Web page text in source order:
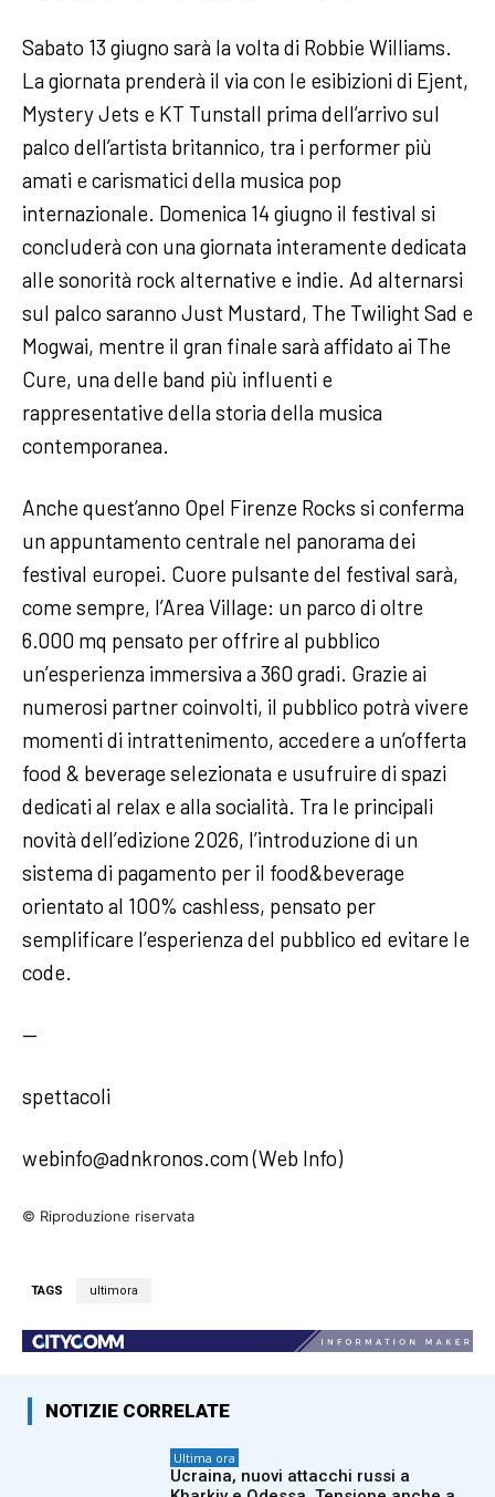
Sabato 13 giugno sarà la volta di Robbie Williams.
La giornata prenderà il via con le esibizioni di Ejent,
Mystery Jets e KT Tunstall prima dell’arrivo sul
palco dell’artista britannico, tra i performer più
amati e carismatici della musica pop
internazionale. Domenica 14 giugno il festival si
concluderà con una giornata interamente dedicata
alle sonorità rock alternative e indie. Ad alternarsi
sul palco saranno Just Mustard, The Twilight Sad e
Mogwai, mentre il gran finale sarà affidato ai The
Cure, una delle band più influenti e
rappresentative della storia della musica
contemporanea.
Anche quest’anno Opel Firenze Rocks si conferma
un appuntamento centrale nel panorama dei
festival europei. Cuore pulsante del festival sarà,
come sempre, l’Area Village: un parco di oltre
6.000 mq pensato per offrire al pubblico
un’esperienza immersiva a 360 gradi. Grazie ai
numerosi partner coinvolti, il pubblico potrà vivere
momenti di intrattenimento, accedere a un’offerta
food & beverage selezionata e usufruire di spazi
dedicati al relax e alla socialità. Tra le principali
novità dell’edizione 2026, l’introduzione di un
sistema di pagamento per il food&beverage
orientato al 100% cashless, pensato per
semplificare l’esperienza del pubblico ed evitare le
code.
—
spettacoli
webinfo@adnkronos.com (Web Info)
© Riproduzione riservata
TAGS ultimora
NOTIZIE CORRELATE
Ultima ora
Ucraina, nuovi attacchi russi a